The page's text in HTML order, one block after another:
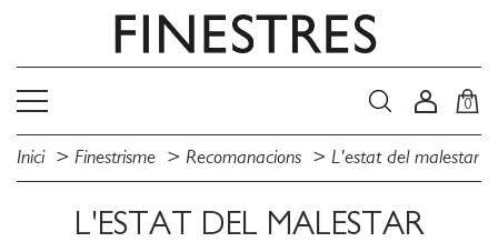
0
Inici Finestrisme Recomanacions L'estat del malestar
L'ESTAT DEL MALESTAR